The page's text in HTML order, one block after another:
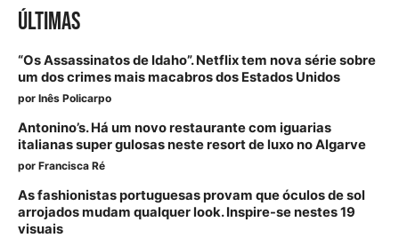
ÚLTIMAS
“Os Assassinatos de Idaho”. Netflix tem nova série sobre
um dos crimes mais macabros dos Estados Unidos
por Inês Policarpo
Antonino’s. Há um novo restaurante com iguarias
italianas super gulosas neste resort de luxo no Algarve
por Francisca Ré
As fashionistas portuguesas provam que óculos de sol
arrojados mudam qualquer look. Inspire-se nestes 19
visuais